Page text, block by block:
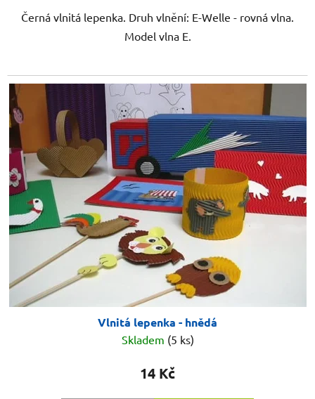
Černá vlnitá lepenka. Druh vlnění: E-Welle - rovná vlna.
Model vlna E.
Vlnitá lepenka - hnědá
Skladem (5 ks)
14 Kč